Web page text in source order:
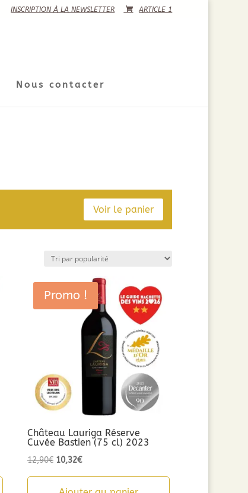
INSCRIPTION À LA NEWSLETTER ARTICLE 1
Nous contacter
Voir le panier
Promo !
Château Lauriga Réserve
Cuvée Bastien (75 cl) 2023
12,90€ Le
initial
10,32€Le
actuel